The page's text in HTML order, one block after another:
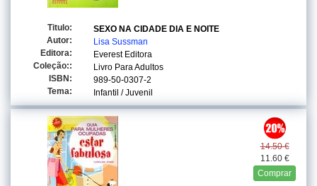
Titulo:
SEXO NA CIDADE DIA E NOITE
Autor:
Lisa Sussman
Editora:
Everest Editora
Coleção::
Livro Para Adultos
ISBN:
989-50-0307-2
Tema:
Infantil / Juvenil
14.50 €
11.60 €
Comprar